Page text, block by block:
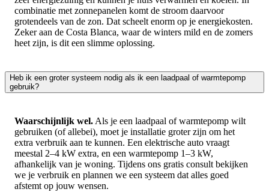
combinatie met zonnepanelen komt de stroom daarvoor
grotendeels van de zon. Dat scheelt enorm op je energiekosten.
Zeker aan de Costa Blanca, waar de winters mild en de zomers
heet zijn, is dit een slimme oplossing.
Heb ik een groter systeem nodig als ik een laadpaal of warmtepomp
gebruik?
Waarschijnlijk wel. Als je een laadpaal of warmtepomp wilt
gebruiken (of allebei), moet je installatie groter zijn om het
extra verbruik aan te kunnen. Een elektrische auto vraagt
meestal 2–4 kW extra, en een warmtepomp 1–3 kW,
afhankelijk van je woning. Tijdens ons gratis consult bekijken
we je verbruik en plannen we een systeem dat alles goed
afstemt op jouw wensen.